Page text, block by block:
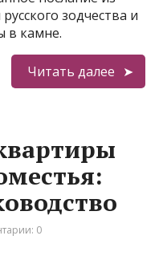
зодчества и
в камне.
Читать далее
0